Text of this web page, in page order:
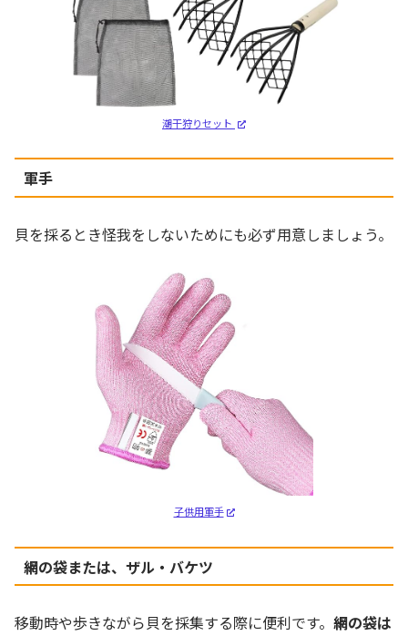
潮干狩りセット
軍手
貝を採るとき怪我をしないためにも必ず用意しましょう。
子供用軍手
網の袋または、ザル・バケツ
移動時や歩きながら貝を採集する際に便利です。 網の袋は